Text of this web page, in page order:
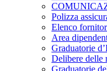
Polizza
Elenco
Area
Graduatorie
Delibere delle
Graduatorie